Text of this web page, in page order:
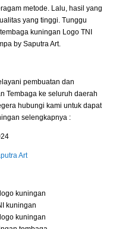
metode. Lalu, hasil yang
yang tinggi. Tunggu
kuningan Logo TNI
by Saputra Art.
pembuatan dan
Tembaga ke seluruh daerah
hubungi kami untuk dapat
selengkapnya :
Art